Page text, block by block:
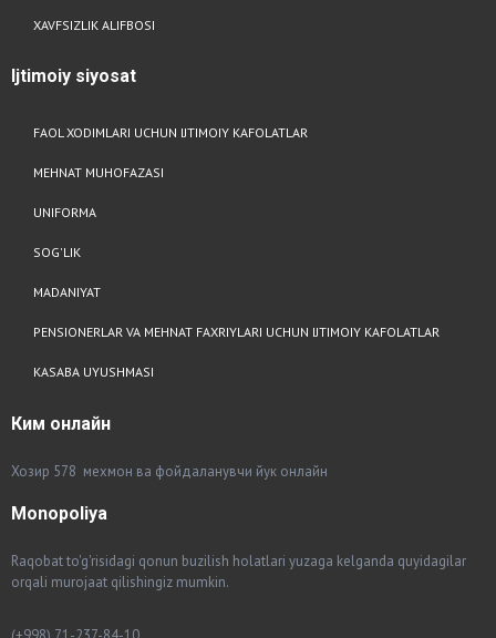
XAVFSIZLIK ALIFBOSI
Ijtimoiy siyosat
FAOL XODIMLARI UCHUN IJTIMOIY KAFOLATLAR
MEHNAT MUHOFAZASI
UNIFORMA
SOG'LIK
MADANIYAT
PENSIONERLAR VA MEHNAT FAXRIYLARI UCHUN IJTIMOIY KAFOLATLAR
KASABA UYUSHMASI
Ким онлайн
Хозир 578 мехмон ва фойдаланувчи йук онлайн
Monopoliya
Raqobat to'g'risidagi qonun buzilish holatlari yuzaga kelganda quyidagilar
orqali murojaat qilishingiz mumkin.